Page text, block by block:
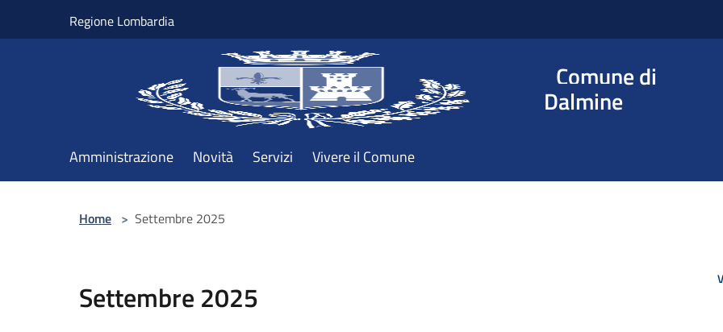
Regione Lombardia
Comune di
Dalmine
Amministrazione Novità Servizi Vivere il Comune
Home > Settembre 2025
Settembre 2025